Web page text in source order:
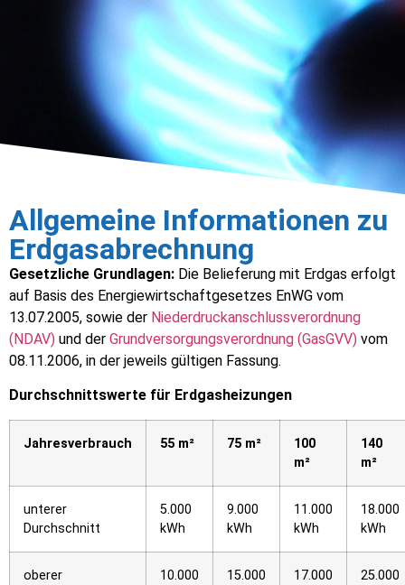
Allgemeine Informationen zu
Erdgasabrechnung
Gesetzliche Grundlagen: Die Belieferung mit Erdgas erfolgt
auf Basis des Energiewirtschaftgesetzes EnWG vom
13.07.2005, sowie der Niederdruckanschlussverordnung
(NDAV) und der Grundversorgungsverordnung (GasGVV) vom
08.11.2006, in der jeweils gültigen Fassung.
Durchschnittswerte für Erdgasheizungen
Jahresverbrauch 55 m² 75 m²
100
m²
140
m²
unterer
Durchschnitt
5.000
kWh
9.000
kWh
11.000
kWh
18.000
kWh
oberer
10.000
15.000
17.000
25.000